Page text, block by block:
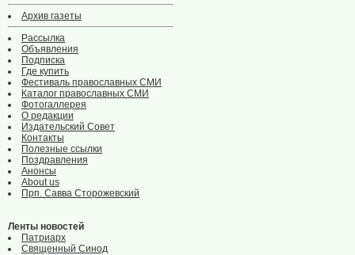
Архив газеты
Рассылка
Объявления
Подписка
Где купить
Фестиваль православных СМИ
Каталог православных СМИ
Фотогаллерея
О редакции
Издательский Совет
Контакты
Полезные ссылки
Поздравления
Анонсы
About us
Прп. Савва Сторожевский
Ленты новостей
Патриарх
Священный Синод